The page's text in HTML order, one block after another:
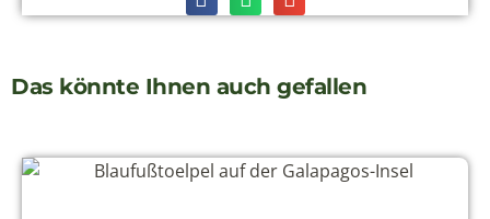
Das könnte Ihnen auch gefallen